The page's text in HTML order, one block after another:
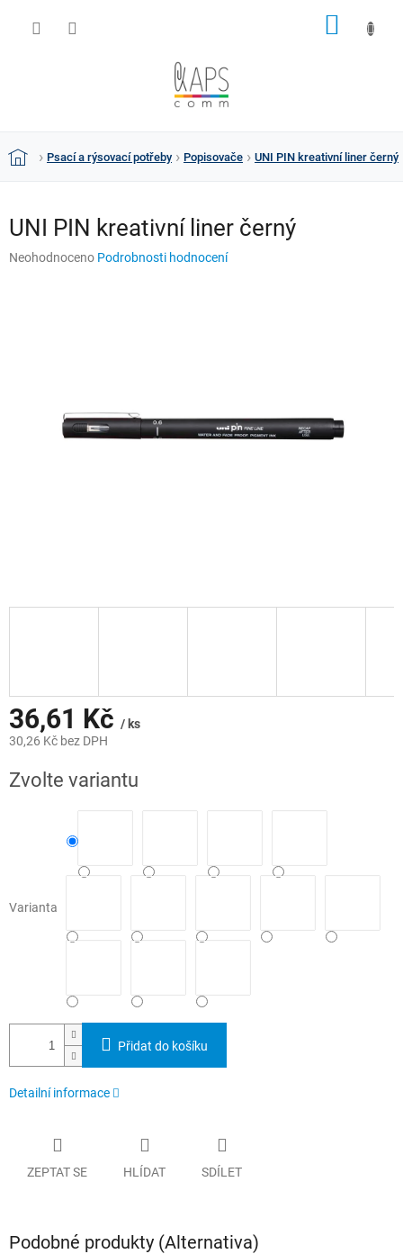
DomůPsací a rýsovací potřeby Popisovače UNI PIN kreativní liner černý
UNI PIN kreativní liner černý
Průměrné
Neohodnoceno Podrobnosti hodnocení
36,61 Kč / ks
30,26 Kč bez DPH
cena:
Zvolte variantu
Varianta
Přidat do košíku
Detailní informace
ZEPTAT SE HLÍDAT SDÍLET
Podobné produkty (Alternativa)